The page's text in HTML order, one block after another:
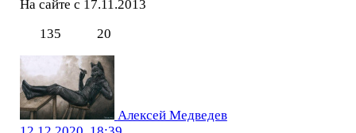
На сайте с 17.11.2013
135
20
Алексей Медведев